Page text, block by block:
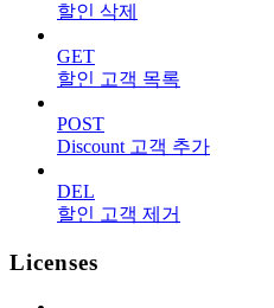
할인 삭제
GET
할인 고객 목록
POST
Discount 고객 추가
DEL
할인 고객 제거
Licenses